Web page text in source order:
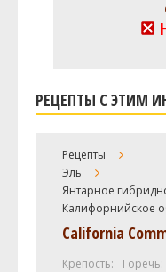
РЕЦЕПТЫ С ЭТИМ
Рецепты
Эль
Янтарное
Калифорнийское
California
Крепость: Горечь: